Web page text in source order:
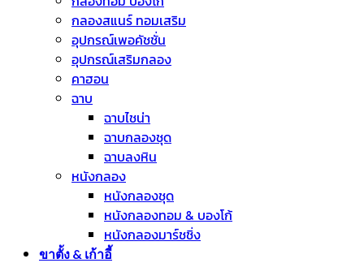
กลองสแนร์ ทอมเสริม
อุปกรณ์เพอคัชชั่น
อุปกรณ์เสริมกลอง
คาฮอน
ฉาบ
ฉาบไชน่า
ฉาบกลองชุด
ฉาบลงหิน
หนังกลอง
หนังกลองชุด
หนังกลองทอม & บองโก้
หนังกลองมาร์ชชิ่ง
ขาตั้ง & เก้าอี้